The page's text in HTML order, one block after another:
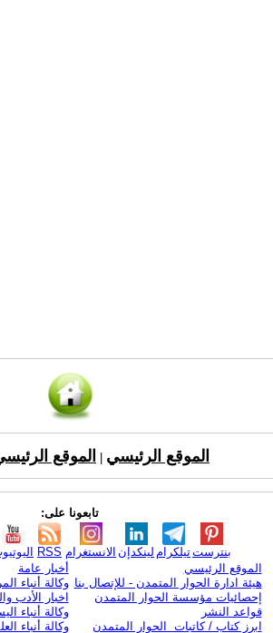
الموقع الرئيسي الموقع
تابعونا على:
RSS الانستغرام لينكدإن تيلكرامبنترست
الموقع الرئيسي
هيئة ادارة الحوار المتمدن - للإتصال بنا
إحصائيات مؤسسة الحوار المتمدن
قواعد النشر
ابرز كتاب / كاتبات الحوار المتمدن
أخبار عامة
وكالة أنباء
اخبار الأدب
وكالة أنباء
وكالة أنباء